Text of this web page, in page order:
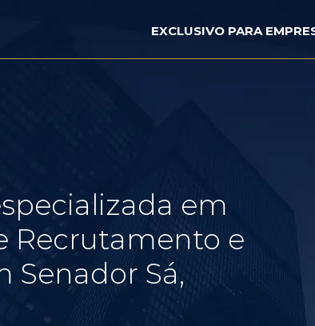
EXCLUSIVO PARA
em
Recrutamento e
Senador Sá,